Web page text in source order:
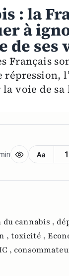
: la
à
de ses
Français
la voie de
Aa
cannabis ,
, toxicité ,
,